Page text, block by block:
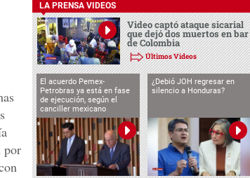
por
LA PRENSA VIDEOS
Video captó ataque sicarial
que dejó dos muertos en bar
de Colombia
Últimos Videos
El acuerdo Pemex-
Petrobras ya está en fase
de ejecución, según el
canciller mexicano
¿Debió JOH regresar en
silencio a Honduras?